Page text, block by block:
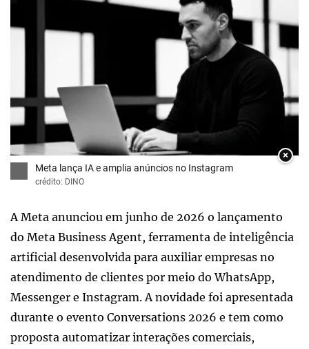
×
Meta lança IA e amplia anúncios no Instagram
crédito: DINO
A Meta anunciou em junho de 2026 o lançamento
do Meta Business Agent, ferramenta de inteligência
artificial desenvolvida para auxiliar empresas no
atendimento de clientes por meio do WhatsApp,
Messenger e Instagram. A novidade foi apresentada
durante o evento Conversations 2026 e tem como
proposta automatizar interações comerciais,